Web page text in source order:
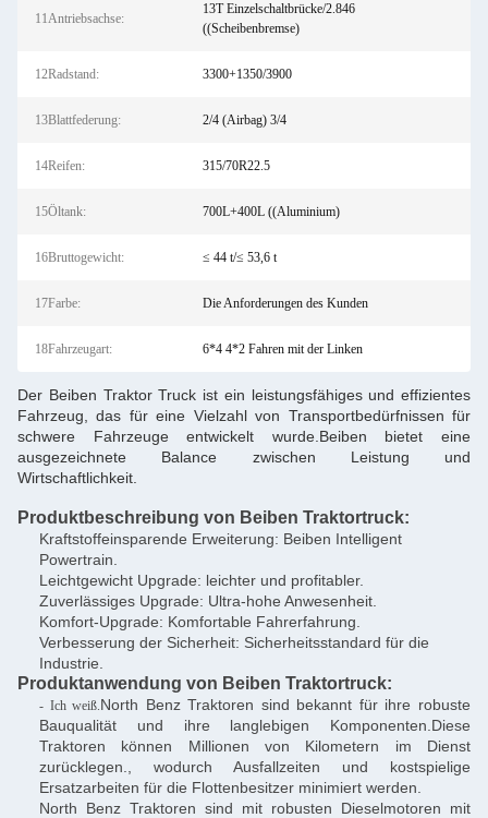
11Antriebsachse:
13T Einzelschaltbrücke/2.846
((Scheibenbremse)
12Radstand: 3300+1350/3900
13Blattfederung: 2/4 (Airbag) 3/4
14Reifen: 315/70R22.5
15Öltank: 700L+400L ((Aluminium)
16Bruttogewicht: ≤ 44 t/≤ 53,6 t
17Farbe: Die Anforderungen des Kunden
18Fahrzeugart: 6*4 4*2 Fahren mit der Linken
Der Beiben Traktor Truck ist ein leistungsfähiges und effizientes
Fahrzeug, das für eine Vielzahl von Transportbedürfnissen für
schwere Fahrzeuge entwickelt wurde.Beiben bietet eine
ausgezeichnete Balance zwischen Leistung und
Wirtschaftlichkeit.
Produktbeschreibung von Beiben Traktortruck:
Kraftstoffeinsparende Erweiterung: Beiben Intelligent
Powertrain.
Leichtgewicht Upgrade: leichter und profitabler.
Zuverlässiges Upgrade: Ultra-hohe Anwesenheit.
Komfort-Upgrade: Komfortable Fahrerfahrung.
Verbesserung der Sicherheit: Sicherheitsstandard für die
Industrie.
Produktanwendung von Beiben Traktortruck:
- Ich weiß.North Benz Traktoren sind bekannt für ihre robuste
Bauqualität und ihre langlebigen Komponenten.Diese
Traktoren können Millionen von Kilometern im Dienst
zurücklegen., wodurch Ausfallzeiten und kostspielige
Ersatzarbeiten für die Flottenbesitzer minimiert werden.
North Benz Traktoren sind mit robusten Dieselmotoren mit